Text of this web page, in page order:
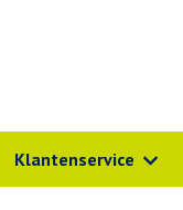
Klantenservice